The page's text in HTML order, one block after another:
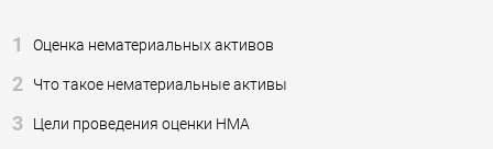
1 Оценка нематериальных активов
2 Что такое нематериальные активы
3 Цели проведения оценки НМА